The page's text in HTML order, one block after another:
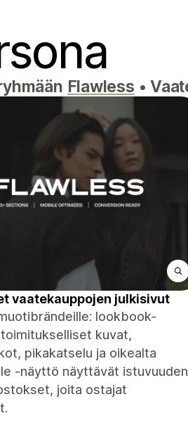
Flawless •
vaatekauppojen julkisivut
lookbook-
kuvat,
pikakatselu ja oikealta
-näyttö näyttävät istuvuuden
joita ostajat